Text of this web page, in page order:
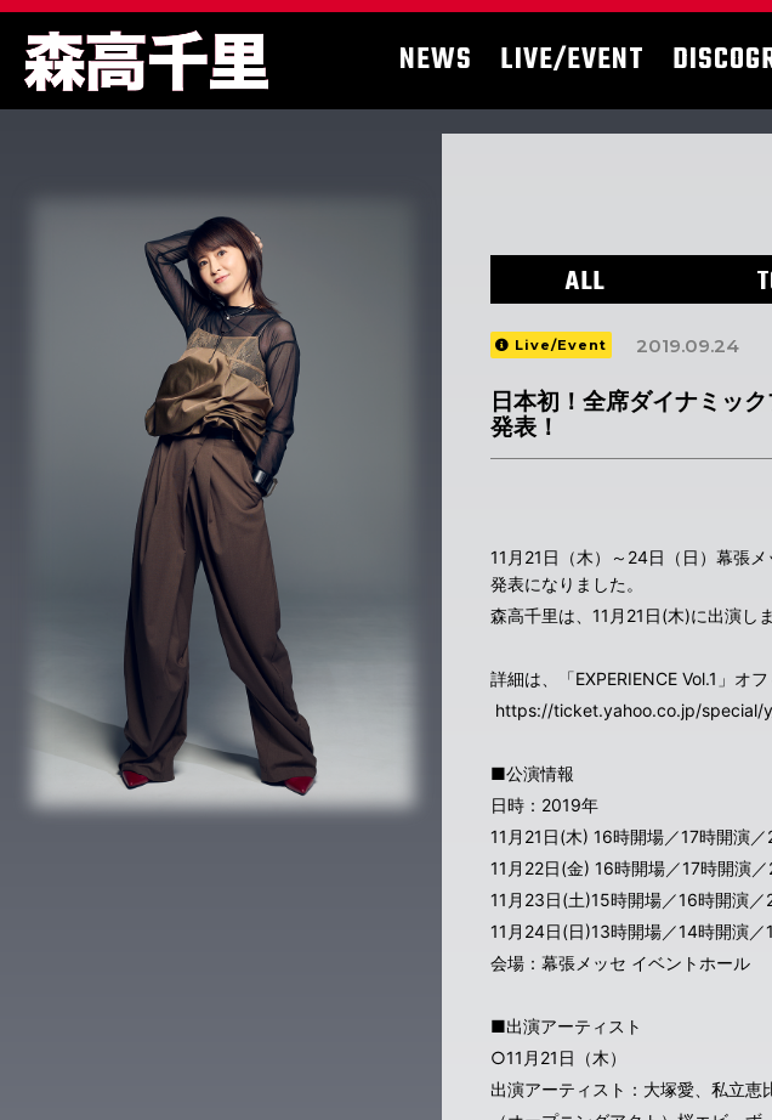
NEWS LIVE/EVENT
ALL
Live/Event 2019.09.24
日本初！全席ダイナミッ
発表！
11月21日（木）～24日（日）幕張
発表になりました。
森高千里は、11月21日(木)に出演し
詳細は、「EXPERIENCE Vol.1」オ
https://ticket.yahoo.co.jp/special/
■公演情報
日時：2019年
11月21日(木) 16時開場／17時開演／
11月22日(金) 16時開場／17時開演
11月23日(土)15時開場／16時開演／
11月24日(日)13時開場／14時開演／
会場：幕張メッセ イベントホール
■出演アーティスト
○11月21日（木）
出演アーティスト：大塚愛、私立